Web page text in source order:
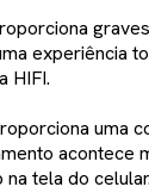
experiência
HIFI.
uma
acontece
tela do celular.